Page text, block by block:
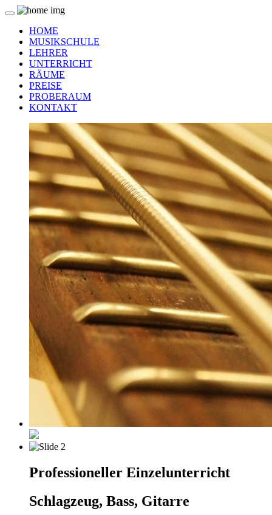
HOME
MUSIKSCHULE
LEHRER
UNTERRICHT
RÄUME
PREISE
PROBERAUM
KONTAKT
Professioneller Einzelunterricht
Schlagzeug, Bass, Gitarre